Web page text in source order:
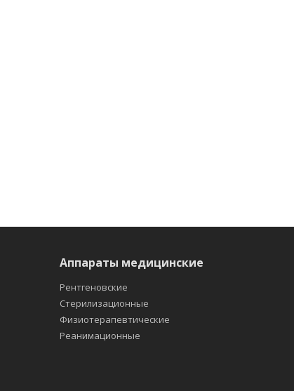
Аппараты медицинские
Рентгеновские
Стерилизационные
Физиотерапевтические
Реанимационные